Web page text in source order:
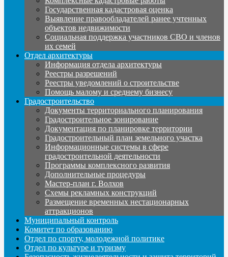
Государственная кадастровая оценка
Выявление правообладателей ранее учтенных
объектов недвижимости
Социальная поддержка участников СВО и членов
их семей
Отдел архитектуры
Информация отдела архитектуры
Реестры разрешений
Реестры уведомлений о строительстве
Помощь малому и среднему бизнесу
Градостроительство
Документы территориального планирования
Градостроительное зонирование
Документация по планировке территории
Градостроительный план земельного участка
Информационные системы в сфере
градостроительной деятельности
Программы комплексного развития
Дополнительные процедуры
Мастер-план г. Волхов
Схемы рекламных конструкций
Размещение временных нестационарных
аттракционов
Муниципальный контроль
Комитет по образованию
Отдел по спорту, молодежной политике
Отдел по культуре и туризму